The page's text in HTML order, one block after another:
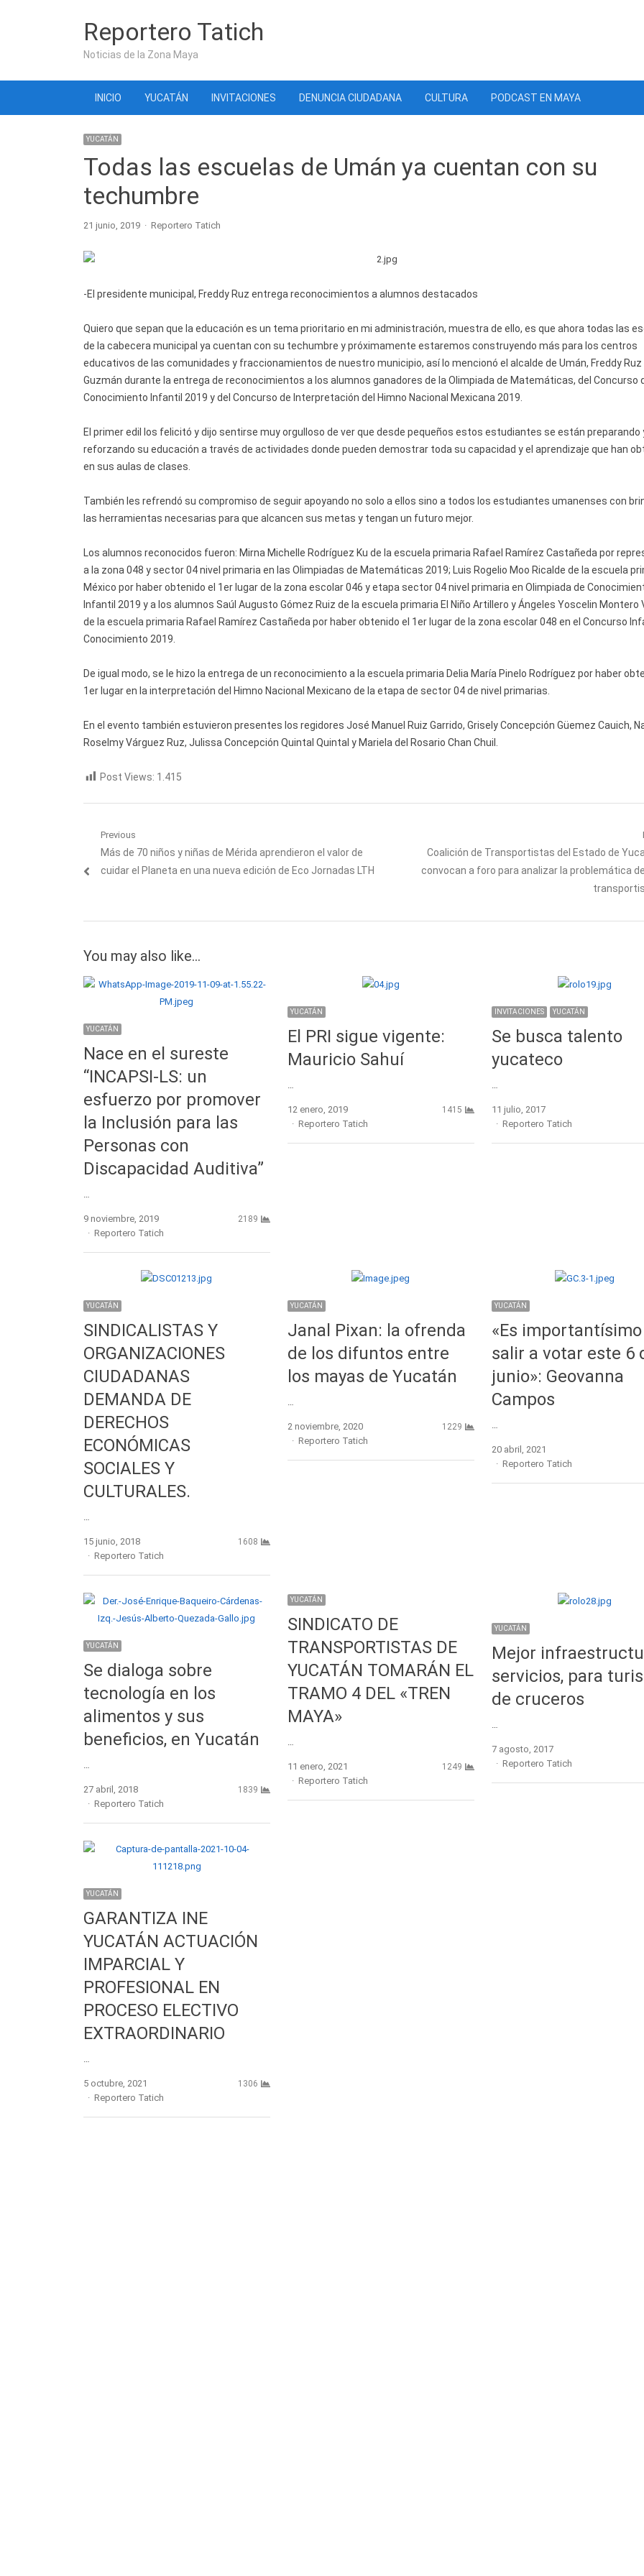
Reportero Tatich
Noticias de la Zona Maya
INICIO YUCATÁN INVITACIONES DENUNCIA CIUDADANA CULTURA PODCAST EN MAYA
YUCATÁN
Todas las escuelas de Umán ya cuentan con su
techumbre
21 junio, 2019 Author
Reportero Tatich
-El presidente municipal, Freddy Ruz entrega reconocimientos a alumnos destacados
Quiero que sepan que la educación es un tema prioritario en mi administración, muestra de ello, es que ahora todas las
de la cabecera municipal ya cuentan con su techumbre y próximamente estaremos construyendo más para los centros
educativos de las comunidades y fraccionamientos de nuestro municipio, así lo mencionó el alcalde de Umán, Freddy Ruz
Guzmán durante la entrega de reconocimientos a los alumnos ganadores de la Olimpiada de Matemáticas, del Concurso
Conocimiento Infantil 2019 y del Concurso de Interpretación del Himno Nacional Mexicana 2019.
El primer edil los felicitó y dijo sentirse muy orgulloso de ver que desde pequeños estos estudiantes se están preparando
reforzando su educación a través de actividades donde pueden demostrar toda su capacidad y el aprendizaje que han
en sus aulas de clases.
También les refrendó su compromiso de seguir apoyando no solo a ellos sino a todos los estudiantes umanenses con
las herramientas necesarias para que alcancen sus metas y tengan un futuro mejor.
Los alumnos reconocidos fueron: Mirna Michelle Rodríguez Ku de la escuela primaria Rafael Ramírez Castañeda por
a la zona 048 y sector 04 nivel primaria en las Olimpiadas de Matemáticas 2019; Luis Rogelio Moo Ricalde de la escuela
México por haber obtenido el 1er lugar de la zona escolar 046 y etapa sector 04 nivel primaria en Olimpiada de
Infantil 2019 y a los alumnos Saúl Augusto Gómez Ruiz de la escuela primaria El Niño Artillero y Ángeles Yoscelin Montero
de la escuela primaria Rafael Ramírez Castañeda por haber obtenido el 1er lugar de la zona escolar 048 en el Concurso
Conocimiento 2019.
De igual modo, se le hizo la entrega de un reconocimiento a la escuela primaria Delia María Pinelo Rodríguez por haber
1er lugar en la interpretación del Himno Nacional Mexicano de la etapa de sector 04 de nivel primarias.
En el evento también estuvieron presentes los regidores José Manuel Ruiz Garrido, Grisely Concepción Güemez Cauich,
Roselmy Várguez Ruz, Julissa Concepción Quintal Quintal y Mariela del Rosario Chan Chuil.
Post Views: 1.415
Navegación
de
Previous
Previous
post:
Más de 70 niños y niñas de Mérida aprendieron el valor de
cuidar el Planeta en una nueva edición de Eco Jornadas LTH
Next
post:
Coalición de Transportistas del Estado de
convocan a foro para analizar la problemática
You may also like...
YUCATÁN
Nace en el sureste
“INCAPSI-LS: un
esfuerzo por promover
la Inclusión para las
Personas con
Discapacidad Auditiva”
9 noviembre, 2019
Author
Reportero Tatich
2189
YUCATÁN
El PRI sigue vigente:
Mauricio Sahuí
12 enero, 2019
Author
Reportero Tatich
1415
INVITACIONES YUCATÁN
Se busca talento
yucateco
11 julio, 2017
Author
Reportero Tatich
YUCATÁN
SINDICALISTAS Y
ORGANIZACIONES
CIUDADANAS
DEMANDA DE
DERECHOS
ECONÓMICAS
SOCIALES Y
CULTURALES.
15 junio, 2018
Author
Reportero Tatich
1608
YUCATÁN
Janal Pixan: la ofrenda
de los difuntos entre
los mayas de Yucatán
2 noviembre, 2020
Author
Reportero Tatich
1229
YUCATÁN
«Es importantísimo
salir a votar este 6
junio»: Geovanna
Campos
20 abril, 2021
Author
Reportero Tatich
YUCATÁN
Se dialoga sobre
tecnología en los
alimentos y sus
beneficios, en Yucatán
27 abril, 2018
Author
Reportero Tatich
1839
YUCATÁN
SINDICATO DE
TRANSPORTISTAS DE
YUCATÁN TOMARÁN EL
TRAMO 4 DEL «TREN
MAYA»
11 enero, 2021
Author
Reportero Tatich
1249
YUCATÁN
Mejor
servicios, para
de cruceros
7 agosto, 2017
Author
Reportero Tatich
YUCATÁN
GARANTIZA INE
YUCATÁN ACTUACIÓN
IMPARCIAL Y
PROFESIONAL EN
PROCESO ELECTIVO
EXTRAORDINARIO
5 octubre, 2021
Author
Reportero Tatich
1306